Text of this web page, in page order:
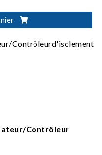
charge-
Contrôleur